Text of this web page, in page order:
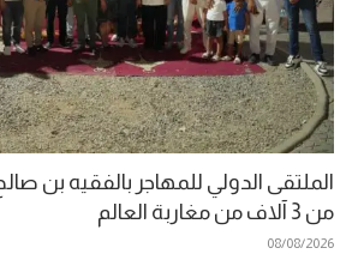
الملتقى الدولي للمهاجر بالفقيه بن
من 3 آلاف من مغاربة العالم
08/08/2026